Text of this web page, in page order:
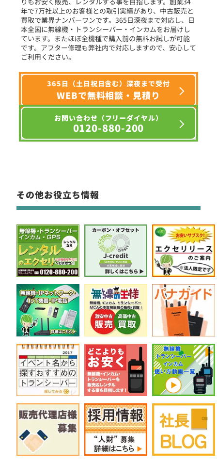
選択条件をリセット
年で7万社以上のお客様との取引実績があり、中古販売と
買取で業界ナンバーワンです。365日深夜まで対応し、日
本全国に無線機・トランシーバー・インカムをお届けし
ています。またほぼ全機種で購入前の無料お試しが可能
です。アフター修理も弊社内で対応しますので、安心して
ご利用ください。
365日（土日祝日含む）深夜まで受付
WEBで無料相談・見積り
お問い合わせ（フリーダイヤル）
0120-880-200
その他お役立ち情報